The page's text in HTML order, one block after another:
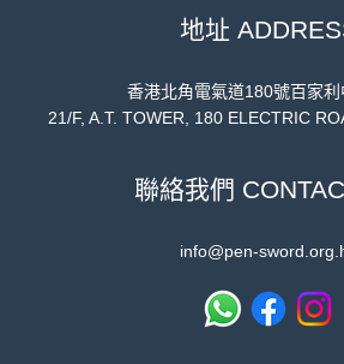
地址
香港北角電氣道180號百家
21/F, A.T. TOWER, 180 ELECTRIC
聯絡我們
info@pen-